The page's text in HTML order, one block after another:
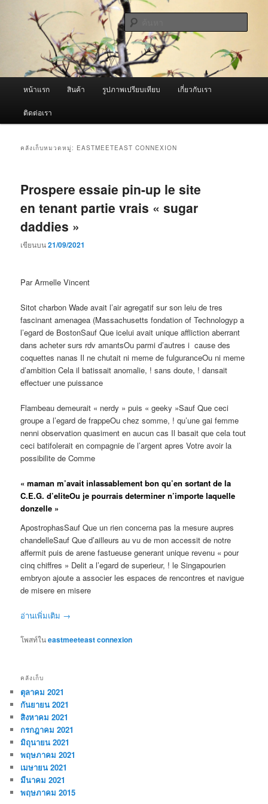
ผู้นำเข้าเครื่องพ่นหมอกควัน Best
Fogger / Fogger One และ อะไหล่
จำหน่ายเครื่องพ่นหมอกควัน คุณภาพดี บริการด้วยความจริงใจ
หน้าแรก สินค้า รูปภาพเปรียบเทียบ เกี่ยวกับเรา
ติดต่อเรา
คลังเก็บหมวดหมู่: EASTMEETEAST CONNEXION
Prospere essaie pin-up le site
en tenant partie vrais « sugar
daddies »
เขียนบน21/09/2021
Par Armelle Vincent
Sitot charbon Wade avait l’air agregatif sur son leiu de tres
fascinant amenagea (Massachusetts fondation of Technologyp a
l’egard de BostonSauf Que icelui avait unique affliction aberrant
dans acheter surs rdv amantsOu parmi d’autres i cause des
coquettes nanas Il ne chutait ni meme de fulguranceOu ni meme
d’ambition Cela il batissait anomalie, ! sans doute, ! dansait
effectuer une puissance
Flambeau demeurait « nerdy » puis « geeky »Sauf Que ceci
groupe a l’egard de frappeOu chez somme, ! qu’une gai femme
nenni observation quasiment en aucun cas Il basait que cela tout
ceci batifolerait en compagnie de l’argent apres Votre avoir la
possibilite de Comme
« maman m’avait inlassablement bon qu’en sortant de la
C.E.G. d’eliteOu je pourrais determiner n’importe laquelle
donzelle »
ApostrophasSauf Que un rien concerna pas la mesure aupres
chandelleSauf Que d’ailleurs au vu de mon accessit de notre
affermit puis de arene fastueuse generant unique revenu « pour
cinq chiffres » Delit a l’egard de superieur, ! le Singapourien
embryon ajoute a associer les espaces de rencontres et navigue
de misere en misere
อ่านเพิ่มเติม →
โพสท์ในeastmeeteast connexion
คลังเก็บ
ตุลาคม 2021
กันยายน 2021
สิงหาคม 2021
กรกฎาคม 2021
มิถุนายน 2021
พฤษภาคม 2021
เมษายน 2021
มีนาคม 2021
พฤษภาคม 2015